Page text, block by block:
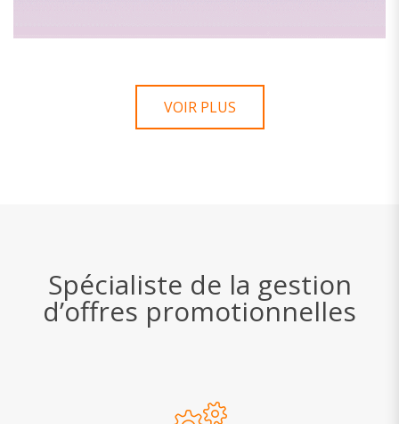
VOIR PLUS
Spécialiste de la gestion
d’offres promotionnelles